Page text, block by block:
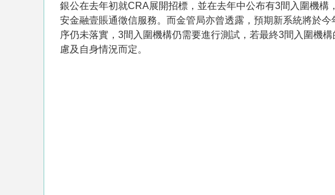
銀公在去年初就CRA展開招標，並在去年中公布有3間入圍機
安金融壹賬通徵信服務。而金管局亦曾透露，預期新系統將於
序仍未落實，3間入圍機構仍需要進行測試，若最終3間入圍機
慮及自身情況而定。